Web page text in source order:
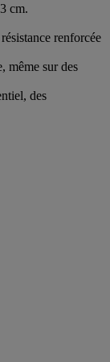
cm.
renforcée
même sur des
des